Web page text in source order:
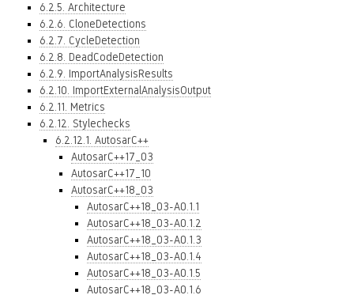
6.2.5. Architecture
6.2.6. CloneDetections
6.2.7. CycleDetection
6.2.8. DeadCodeDetection
6.2.9. ImportAnalysisResults
6.2.10. ImportExternalAnalysisOutput
6.2.11. Metrics
6.2.12. Stylechecks
6.2.12.1. AutosarC++
AutosarC++17_03
AutosarC++17_10
AutosarC++18_03
AutosarC++18_03-A0.1.1
AutosarC++18_03-A0.1.2
AutosarC++18_03-A0.1.3
AutosarC++18_03-A0.1.4
AutosarC++18_03-A0.1.5
AutosarC++18_03-A0.1.6